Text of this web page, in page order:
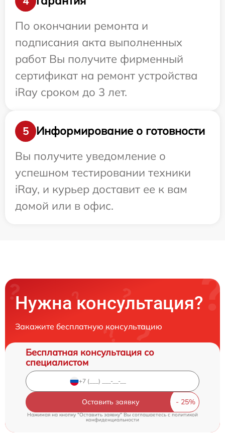
По окончании ремонта и
подписания акта выполненных
работ Вы получите фирменный
сертификат на ремонт устройства
iRay сроком до 3 лет.
5
Информирование о готовности
Вы получите уведомление о
успешном тестировании техники
iRay, и курьер доставит ее к вам
домой или в офис.
Нужна консультация?
Закажите бесплатную консультацию
Бесплатная консультация со
специалистом
Оставить заявку
Нажимая на кнопку "Оставить заявку" Вы соглашаетесь cполитикой
конфиденциальности